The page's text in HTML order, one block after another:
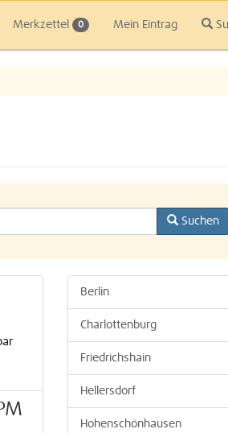
Merkzettel 0 Mein Eintrag
Suchen
Berlin
Charlottenburg
Friedrichshain
Hellersdorf
Hohenschönhausen